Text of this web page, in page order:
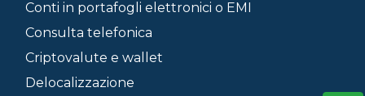
Conti in portafogli elettronici o EMI
Consulta telefonica
Criptovalute e wallet
Delocalizzazione